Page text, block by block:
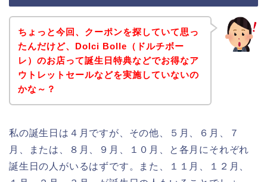
ちょっと今回、クーポンを探していて思っ
たんだけど、Dolci Bolle（ドルチボー
レ）のお店って誕生日特典などでお得なア
ウトレットセールなどを実施していないの
かな～？
私の誕生日は４月ですが、その他、５月、６月、７
月、または、８月、９月、１０月、と各月にそれぞれ
誕生日の人がいるはずです。また、１１月、１２月、